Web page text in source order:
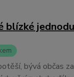
blízké
bývá občas